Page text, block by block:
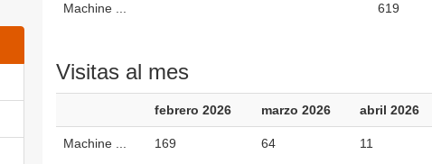
Machine ... 619
Visitas al mes
febrero 2026 marzo 2026 abril 2026
Machine ... 169 64 11